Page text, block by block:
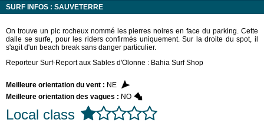
SURF INFOS : SAUVETERRE
On trouve un pic rocheux nommé les pierres noires en face du parking. Cette
dalle se surfe, pour les riders confirmés uniquement. Sur la droite du spot, il
s'agit d'un beach break sans danger particulier.
Reporteur Surf-Report aux Sables d'Olonne : Bahia Surf Shop
Meilleure orientation du vent : NE
Meilleure orientation des vagues : NO
Local class